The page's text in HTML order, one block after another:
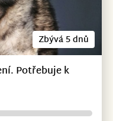
Zbývá 5 dnů
Potřebuje k